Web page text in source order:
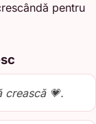
pentru
crească 💗.